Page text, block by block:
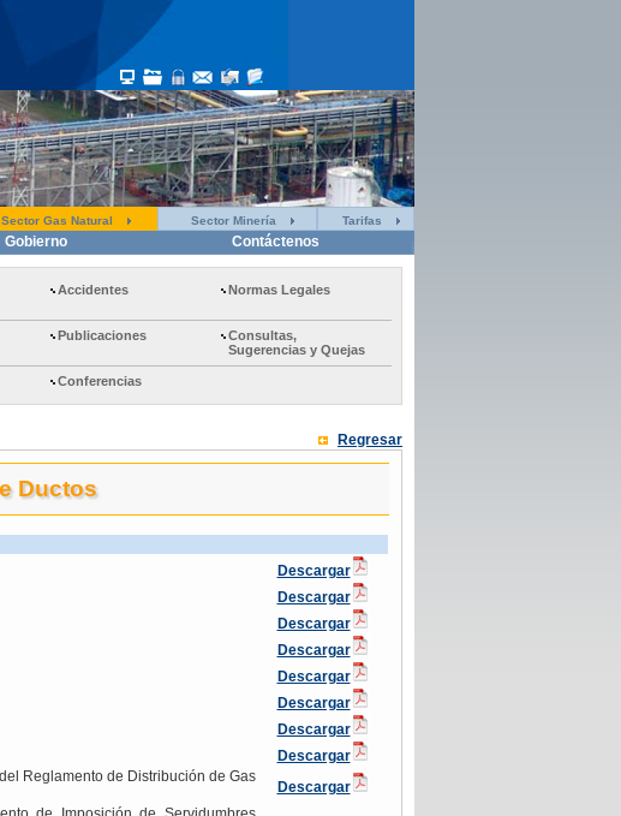
Sector Gas Natural Sector Minería Tarifas
Gobierno Contáctenos
Accidentes Normas Legales
Publicaciones
Consultas,
Sugerencias y Quejas
Conferencias